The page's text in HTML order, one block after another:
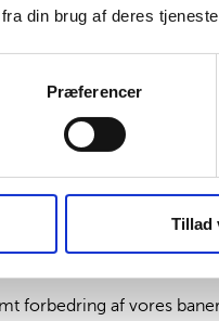
din brug af deres
Præferencer
Tillad
om ugen👍 Hvor både
forbedring af vores